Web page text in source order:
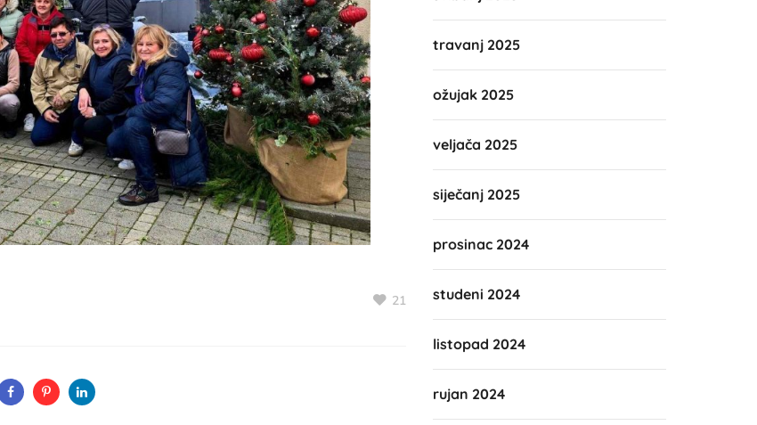
21
travanj 2025
ožujak 2025
veljača 2025
siječanj 2025
prosinac 2024
studeni 2024
listopad 2024
rujan 2024